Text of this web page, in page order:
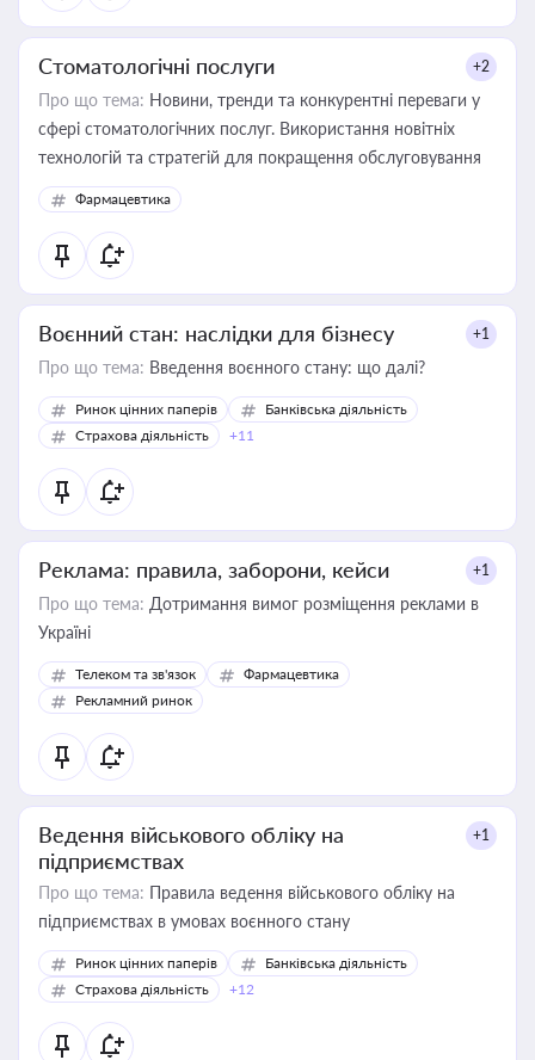
Стоматологічні послуги +2
Про що тема: Новини, тренди та конкурентні переваги у
сфері стоматологічних послуг. Використання новітніх
технологій та стратегій для покращення обслуговування
Фармацевтика
Воєнний стан: наслідки для бізнесу +1
Про що тема: Введення воєнного стану: що далі?
Ринок цінних паперів
Банківська діяльність
Страхова діяльність
+11
Реклама: правила, заборони, кейси +1
Про що тема: Дотримання вимог розміщення реклами в
Україні
Телеком та зв'язок
Фармацевтика
Рекламний ринок
Ведення військового обліку на
підприємствах
+1
Про що тема: Правила ведення військового обліку на
підприємствах в умовах воєнного стану
Ринок цінних паперів
Банківська діяльність
Страхова діяльність
+12